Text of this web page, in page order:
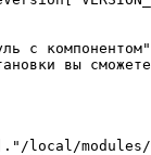
с
вы
local/